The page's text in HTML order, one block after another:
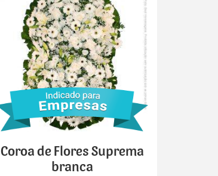
Coroa de Flores Suprema
branca